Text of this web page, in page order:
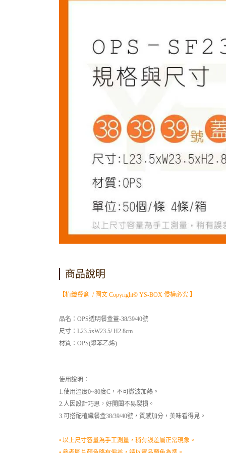
商品說明
【植纖餐盒 / 圖文 Copyright© YS-BOX 侵權必究 】
品名：OPS透明餐盒蓋-38/39/40號
尺寸：L23.5xW23.5/ H2.8cm
材質：OPS(聚苯乙烯)
使用說明：
1.使用溫度0~80度C，不可微波加熱。
2.人因設計巧思，好開闔不易裂損。
3.可搭配植纖餐盒38/39/40號，質感加分，美味看得見。
• 以上尺寸容量為手工測量，稍有誤差屬正常現象。